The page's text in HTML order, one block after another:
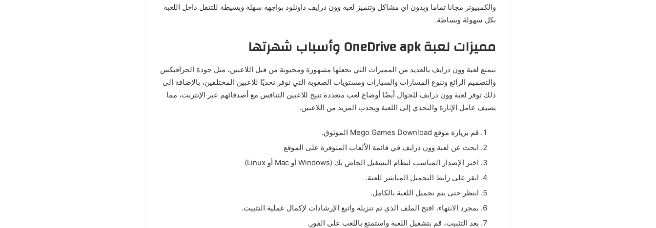
والكمبيوتر مجانا تماما وبدون اي مشاكل وتتميز لعبة وون درايف داونلود بواجهة سهلة وبسيطة للتنقل داخل اللعبة
بكل سهولة وبساطة.
مميزات لعبة OneDrive apk وأسباب شهرتها
تتمتع لعبة وون درايف بالعديد من المميزات التي تجعلها مشهورة ومحبوبة من قبل اللاعبين، مثل جودة الجرافيكس
والتصميم الرائع وتنوع المسارات والسيارات ومستويات الصعوبة التي توفر تحديًا للاعبين المختلفين، بالإضافة إلى
ذلك توفر لعبة وون درايف للجوال أيضًا أوضاع لعب متعددة تتيح للاعبين التنافس مع أصدقائهم عبر الإنترنت، مما
يضيف عامل الإثارة والتحدي إلى اللعبة ويجذب المزيد من اللاعبين.
قم بزيارة موقع Mego Games Download الموثوق.
ابحث عن لعبة وون درايف في قائمة الألعاب المتوفرة على الموقع
اختر الإصدار المناسب لنظام التشغيل الخاص بك (Windows أو Mac أو Linux)
انقر على رابط التحميل المباشر للعبة.
انتظر حتى يتم تحميل اللعبة بالكامل.
بمجرد الانتهاء، افتح الملف الذي تم تنزيله واتبع الإرشادات لإكمال عملية التثبيت.
بعد التثبيت، قم بتشغيل اللعبة واستمتع باللعب على الفور.